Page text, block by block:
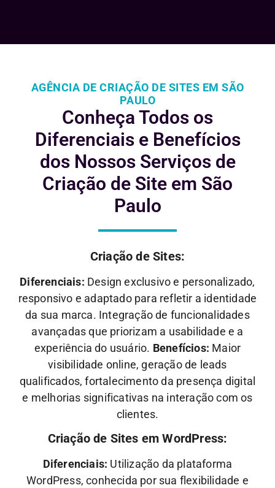
AGÊNCIA DE CRIAÇÃO DE SITES EM SÃO
PAULO
Conheça Todos os
Diferenciais e Benefícios
dos Nossos Serviços de
Criação de Site em São
Paulo
Criação de Sites:
Diferenciais: Design exclusivo e personalizado,
responsivo e adaptado para refletir a identidade
da sua marca. Integração de funcionalidades
avançadas que priorizam a usabilidade e a
experiência do usuário. Benefícios: Maior
visibilidade online, geração de leads
qualificados, fortalecimento da presença digital
e melhorias significativas na interação com os
clientes.
Criação de Sites em WordPress:
Diferenciais: Utilização da plataforma
WordPress, conhecida por sua flexibilidade e